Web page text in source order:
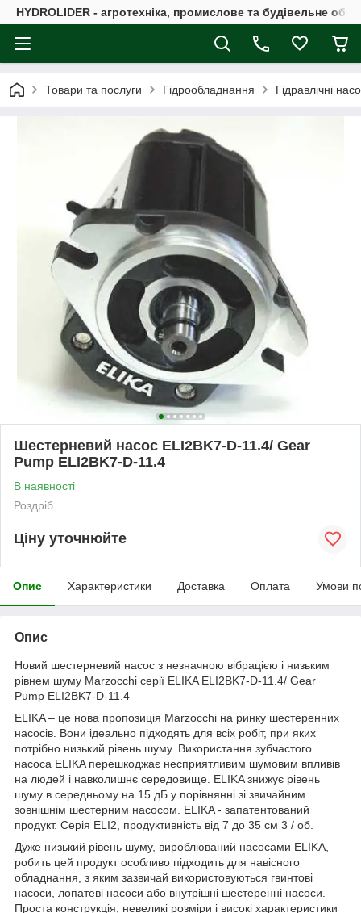
HYDROLIDER - агротехніка, промислове та будівельне
Товари та послуги Гідрообладнання Гідравлічні
Шестерневий насос ELI2BK7-D-11.4/ Gear
Pump ELI2BK7-D-11.4
В наявності
Роздріб
Ціну уточнюйте
Опис Характеристики Доставка Оплата Умови
Опис
Новий шестерневий насос з незначною вібрацією і низьким
рівнем шуму Marzocchi серії ELIKA ELI2BK7-D-11.4/ Gear
Pump ELI2BK7-D-11.4
ELIKA – це нова пропозиція Marzocchi на ринку шестеренних
насосів. Вони ідеально підходять для всіх робіт, при яких
потрібно низький рівень шуму. Використання зубчастого
насоса ELIKA перешкоджає несприятливим шумовим впливів
на людей і навколишнє середовище. ELIKA знижує рівень
шуму в середньому на 15 дБ у порівнянні зі звичайним
зовнішнім шестерним насосом. ELIKA - запатентований
продукт. Серія ELI2, продуктивність від 7 до 35 см 3 / об.
Дуже низький рівень шуму, вироблюваний насосами ELIKA,
робить цей продукт особливо підходить для навісного
обладнання, з яким зазвичай використовуються гвинтові
насоси, лопатеві насоси або внутрішні шестеренні насоси.
Проста конструкція, невеликі розміри і високі характеристики